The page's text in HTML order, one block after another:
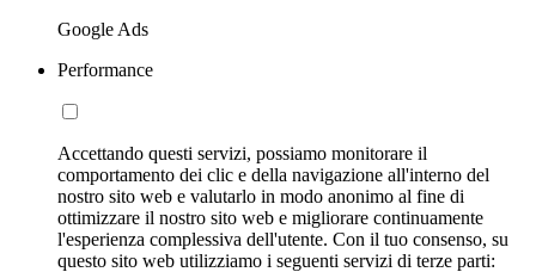
Google Ads
Performance
Accettando questi servizi, possiamo monitorare il
comportamento dei clic e della navigazione all'interno del
nostro sito web e valutarlo in modo anonimo al fine di
ottimizzare il nostro sito web e migliorare continuamente
l'esperienza complessiva dell'utente. Con il tuo consenso, su
questo sito web utilizziamo i seguenti servizi di terze parti: